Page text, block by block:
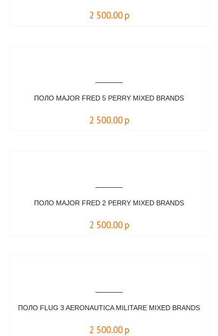
2 500.00 р
ПОЛО MAJOR FRED 5 PERRY MIXED BRANDS
2 500.00 р
ПОЛО MAJOR FRED 2 PERRY MIXED BRANDS
2 500.00 р
ПОЛО FLUG 3 AERONAUTICA MILITARE MIXED BRANDS
2 500.00 р